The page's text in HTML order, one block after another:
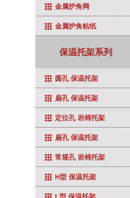
金属护角网
金属护角粘纸
保温托架系列
圆孔 保温托架
扁孔 保温托架
定位孔 岩棉托架
扁孔 保温托架
常规孔 岩棉托架
H型 保温托架
L型 保温托架